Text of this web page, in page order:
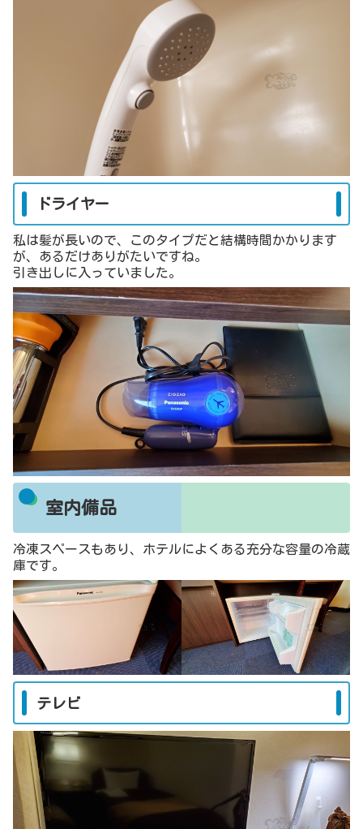
ドライヤー
私は髪が長いので、このタイプだと結構時間かかります
が、あるだけありがたいですね。
引き出しに入っていました。
室内備品
冷凍スペースもあり、ホテルによくある充分な容量の冷蔵
庫です。
テレビ